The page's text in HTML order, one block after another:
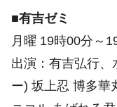
■有吉ゼミ
月曜 19時00分～
出演：有吉弘行、
ー) 坂上忍 博多華